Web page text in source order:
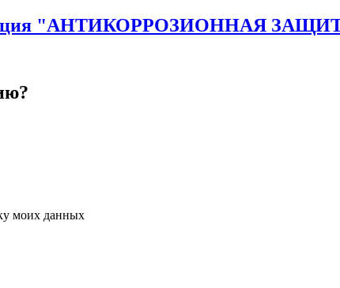
"АНТИКОРРОЗИОННАЯ
моих данных